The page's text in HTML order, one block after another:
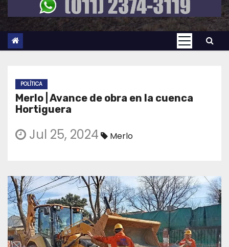
POLÍTICA
Merlo | Avance de obra en la cuenca
Hortiguera
Jul 25, 2024 Merlo